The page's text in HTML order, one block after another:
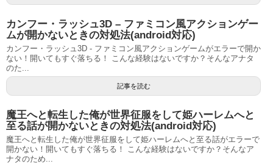
カンフー・ラッシュ3D – ファミコン風アクションゲー
ムが開かないときの対処法(android対応)
カンフー・ラッシュ3D - ファミコン風アクションゲームがエラーで開か
ない！開いてもすぐ落ちる！ こんな経験はないですか？そんなアナタ
のた...
記事を読む
魔王へと転生した俺が世界征服をして姫ハーレムへと
至る話が開かないときの対処法(android対応)
魔王へと転生した俺が世界征服をして姫ハーレムへと至る話がエラーで
開かない！開いてもすぐ落ちる！ こんな経験はないですか？そんなア
ナタのため...